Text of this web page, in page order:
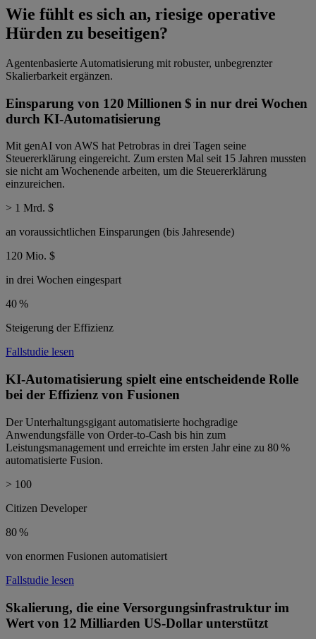
Wie fühlt es sich an, riesige operative
Hürden zu beseitigen?
Agentenbasierte Automatisierung mit robuster, unbegrenzter
Skalierbarkeit ergänzen.
Einsparung von 120 Millionen $ in nur drei Wochen
durch KI-Automatisierung
Mit genAI von AWS hat Petrobras in drei Tagen seine
Steuererklärung eingereicht. Zum ersten Mal seit 15 Jahren mussten
sie nicht am Wochenende arbeiten, um die Steuererklärung
einzureichen.
> 1 Mrd. $
an voraussichtlichen Einsparungen (bis Jahresende)
120 Mio. $
in drei Wochen eingespart
40 %
Steigerung der Effizienz
Fallstudie lesen
KI-Automatisierung spielt eine entscheidende Rolle
bei der Effizienz von Fusionen
Der Unterhaltungsgigant automatisierte hochgradige
Anwendungsfälle von Order-to-Cash bis hin zum
Leistungsmanagement und erreichte im ersten Jahr eine zu 80 %
automatisierte Fusion.
> 100
Citizen Developer
80 %
von enormen Fusionen automatisiert
Fallstudie lesen
Skalierung, die eine Versorgungsinfrastruktur im
Wert von 12 Milliarden US-Dollar unterstützt